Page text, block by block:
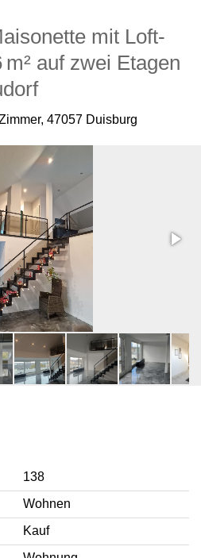
mit Loft-
auf zwei Etagen
47057 Duisburg
138
Wohnen
Kauf